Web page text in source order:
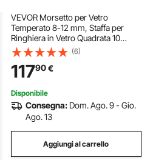
VEVOR Morsetto per Vetro
Temperato 8-12 mm, Staffa per
Ringhiera in Vetro Quadrata 10
Pezzi, Morsetto per Montaggio
Vetro Acciaio Inossidabile 304,
Staffa per Mensola in Vetro Spesso
3 mm Argento
(6)
11790€
Disponibile
Consegna: Dom. Ago. 9 - Gio.
Ago. 13
Aggiungi al carrello